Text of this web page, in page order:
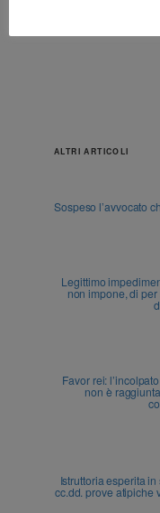
ALTRI ARTICOLI
Sospeso l’avvocato
Legittimo
non impone, di
Favor rei:
non è
Istruttoria esperita
cc.dd. prove atipiche